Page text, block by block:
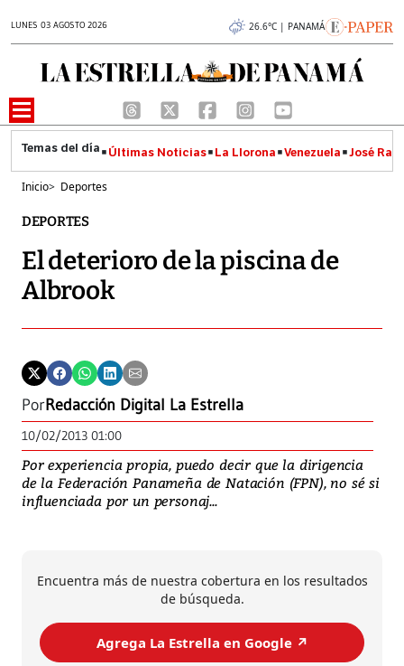
LUNES 03 AGOSTO 2026 26.6°C | PANAMÁ
Últimas Noticias La Llorona Venezuela José
Inicio> Deportes
DEPORTES
El deterioro de la piscina de
Albrook
PorRedacción Digital La Estrella
10/02/2013 01:00
Por experiencia propia, puedo decir que la dirigencia
de la Federación Panameña de Natación (FPN), no sé si
influenciada por un personaj...
Encuentra más de nuestra cobertura en los resultados
de búsqueda.
Agrega La Estrella en Google ↗️